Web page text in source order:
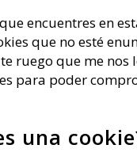
encuentres en
que no esté
ruego que me nos
para poder
una